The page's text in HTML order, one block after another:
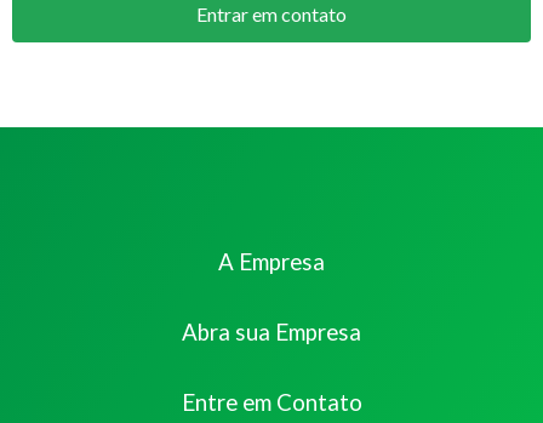
Entrar em contato
A Empresa
Abra sua Empresa
Entre em Contato